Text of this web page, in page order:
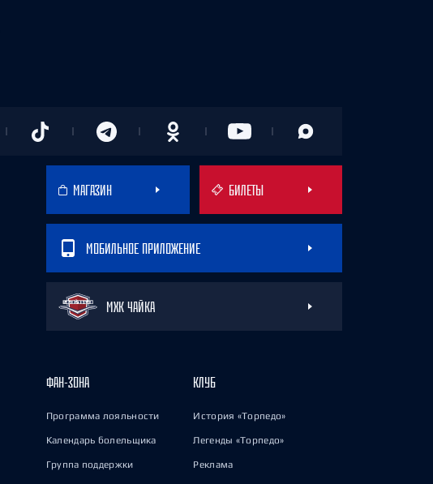
МАГАЗИН БИЛЕТЫ
МОБИЛЬНОЕ ПРИЛОЖЕНИЕ
МХК ЧАЙКА
ФАН-ЗОНА
Программа лояльности
Календарь болельщика
Группа поддержки
КЛУБ
История «Торпедо»
Легенды «Торпедо»
Реклама